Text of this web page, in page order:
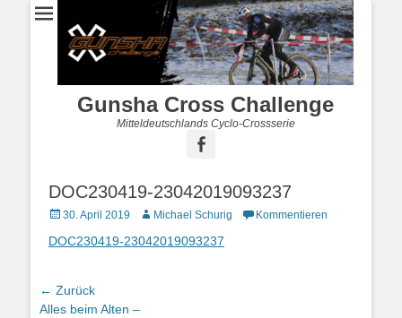
Gunsha Cross Challenge
Mitteldeutschlands Cyclo-Crossserie
DOC230419-23042019093237
30. April 2019 Michael Schurig Kommentieren
DOC230419-23042019093237
← Zurück
Vorhergehender
Alles beim Alten –